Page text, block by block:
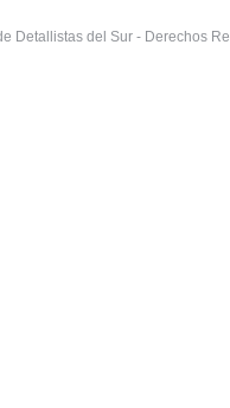
Detallistas del Sur - Derechos